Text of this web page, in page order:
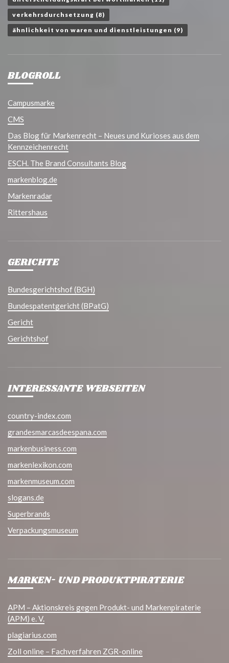
verkehrsdurchsetzung (8)
ähnlichkeit von waren und dienstleistungen (9)
BLOGROLL
Campusmarke
CMS
Das Blog für Markenrecht – Neues und Kurioses aus dem
Kennzeichenrecht
ESCH. The Brand Consultants Blog
markenblog.de
Markenradar
Rittershaus
GERICHTE
Bundesgerichtshof (BGH)
Bundespatentgericht (BPatG)
Gericht
Gerichtshof
INTERESSANTE WEBSEITEN
country-index.com
grandesmarcasdeespana.com
markenbusiness.com
markenlexikon.com
markenmuseum.com
slogans.de
Superbrands
Verpackungsmuseum
MARKEN- UND PRODUKTPIRATERIE
APM – Aktionskreis gegen Produkt- und Markenpiraterie
(APM) e. V.
plagiarius.com
Zoll online – Fachverfahren ZGR-online